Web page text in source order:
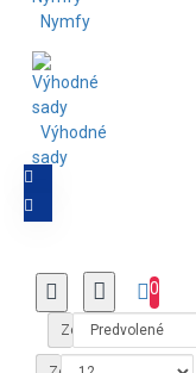
Nymfy
Výhodné
sady
0
Zoradiť podľa: